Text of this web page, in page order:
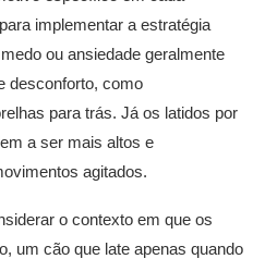
implementar a estratégia
ou ansiedade geralmente
desconforto, como
para trás. Já os latidos por
a ser mais altos e
agitados.
o contexto em que os
um cão que late apenas quando